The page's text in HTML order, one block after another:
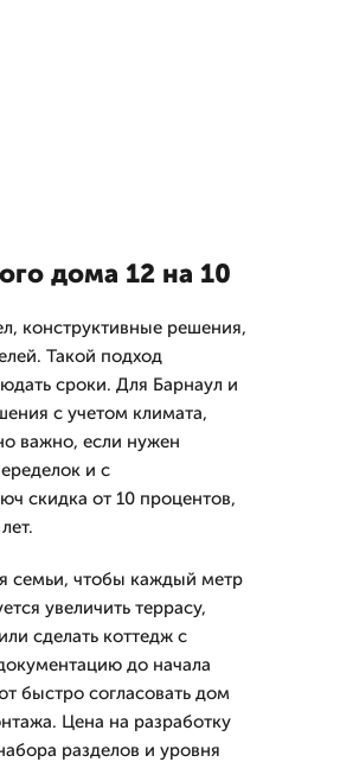
дома 12 на 10
конструктивные решения,
Такой подход
сроки. Для Барнаул и
с учетом климата,
важно, если нужен
и с
скидка от 10 процентов,
семьи, чтобы каждый метр
увеличить террасу,
сделать коттедж с
до начала
быстро согласовать дом
Цена на разработку
разделов и уровня